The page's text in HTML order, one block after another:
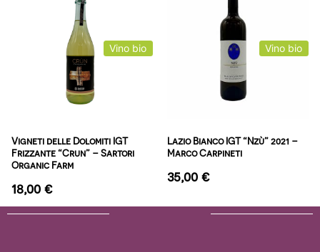
Vino bio
Vigneti delle Dolomiti IGT
Frizzante “Crun” – Sartori
Organic Farm
18,00 €
Vino bio
Lazio Bianco IGT “Nzù” 2021 –
Marco Carpineti
35,00 €